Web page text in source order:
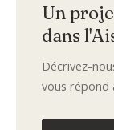
Un
dans
Décrivez-
vous répond